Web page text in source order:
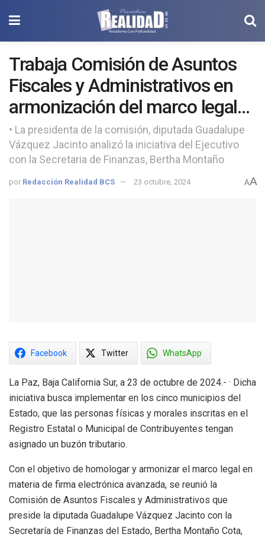
Trabaja Comisión de Asuntos
Fiscales y Administrativos en
armonización del marco legal
en materia de firma electrónica
• La presidenta de la comisión, diputada Guadalupe
Vázquez Jacinto analizó la iniciativa del Ejecutivo
con la Secretaria de Finanzas, Bertha Montaño
por Redacción Realidad BCS 23 octubre, 2024 AA
Facebook Twitter WhatsApp
La Paz, Baja California Sur, a 23 de octubre de 2024.- · Dicha
iniciativa busca implementar en los cinco municipios del
Estado, que las personas físicas y morales inscritas en el
Registro Estatal o Municipal de Contribuyentes tengan
asignado un buzón tributario.
Con el objetivo de homologar y armonizar el marco legal en
materia de firma electrónica avanzada, se reunió la
Comisión de Asuntos Fiscales y Administrativos que
preside la diputada Guadalupe Vázquez Jacinto con la
Secretaría de Finanzas del Estado, Bertha Montaño Cota,